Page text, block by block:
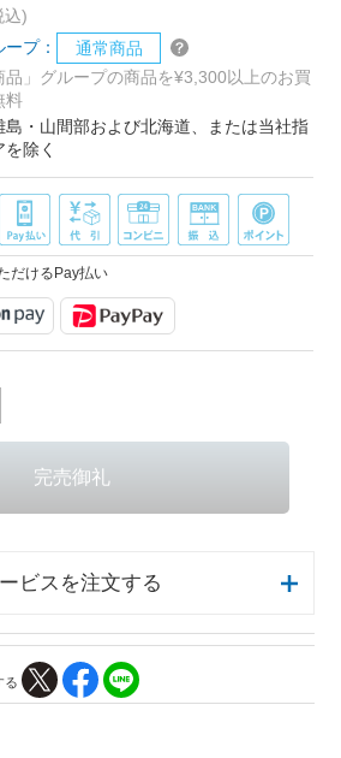
込)
プ：
通常商品
品」グループの商品を¥3,300以上のお買
料
・山間部および北海道、または当社指
除く
だけるPay払い
ビスを注文する
る